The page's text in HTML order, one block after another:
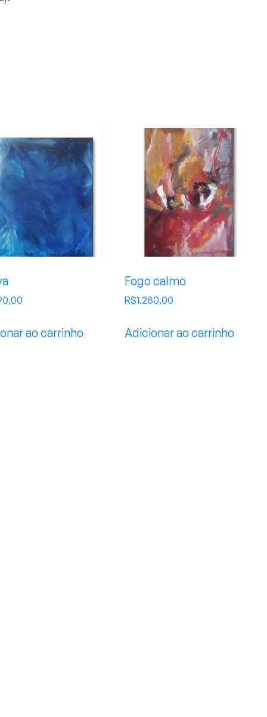
ao carrinho
Fogo calmo
R$1.280,00
Adicionar ao carrinho